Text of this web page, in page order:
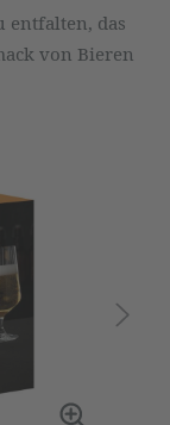
entfalten, das
von Bieren